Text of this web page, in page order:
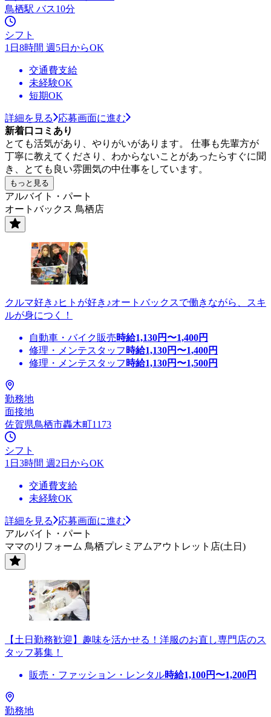
鳥栖駅 バス10分
シフト
1日8時間 週5日からOK
交通費支給
未経験OK
短期OK
詳細を見る
応募画面に進む
新着口コミあり
とても活気があり、やりがいがあります。 仕事も先輩方が
丁寧に教えてくださり、わからないことがあったらすぐに聞
き、とても良い雰囲気の中仕事をしています。
もっと見る
アルバイト・パート
オートバックス 鳥栖店
クルマ好き♪ヒトが好き♪オートバックスで働きながら、スキ
ルが身につく！
自動車・バイク販売時給1,130円〜1,400円
修理・メンテスタッフ 時給1,130円〜1,400円
修理・メンテスタッフ 時給1,130円〜1,500円
勤務地
面接地
佐賀県鳥栖市轟木町1173
シフト
1日3時間 週2日からOK
交通費支給
未経験OK
詳細を見る
応募画面に進む
アルバイト・パート
ママのリフォーム 鳥栖プレミアムアウトレット店(土日)
【土日勤務歓迎】趣味を活かせる！洋服のお直し専門店のス
タッフ募集！
販売・ファッション・レンタル時給1,100円〜1,200円
勤務地